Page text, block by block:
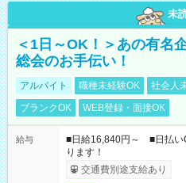
未
＜1日～OK！＞あの有名
総会のお手伝い！
アルバイト 職種未経験OK 社会人
ブランクOK
WEB登録・面接OK
給与
■日給16,840円～ ■日払
ります！
交通費別途支給あり